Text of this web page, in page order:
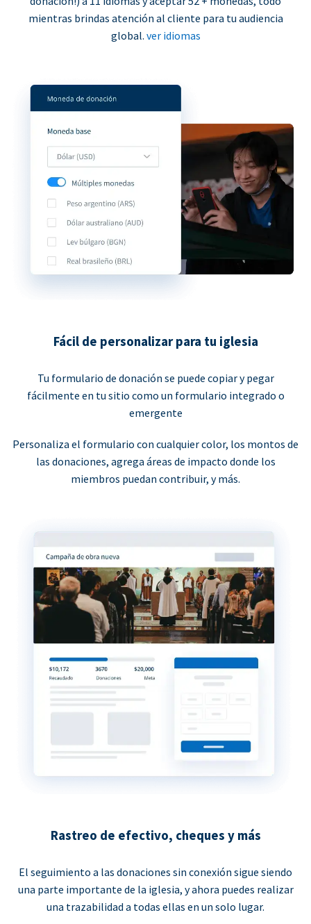
mientras brindas atención al cliente para tu audiencia
global. ver idiomas
Fácil de personalizar para tu iglesia
Tu formulario de donación se puede copiar y pegar
fácilmente en tu sitio como un formulario integrado o
emergente
Personaliza el formulario con cualquier color, los montos de
las donaciones, agrega áreas de impacto donde los
miembros puedan contribuir, y más.
Rastreo de efectivo, cheques y más
El seguimiento a las donaciones sin conexión sigue siendo
una parte importante de la iglesia, y ahora puedes realizar
una trazabilidad a todas ellas en un solo lugar.